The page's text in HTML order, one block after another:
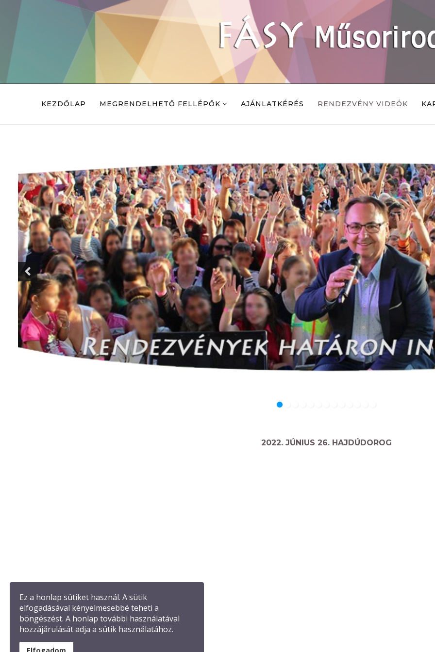
KEZDŐLAP MEGRENDELHETŐ FELLÉPŐK AJÁNLATKÉRÉS RENDEZVÉNY VIDEÓK
Previous
2022. JÚNIUS 26. HAJDÚDOROG
Forrás: TV2 Tények Plusz
Ez a honlap sütiket használ. A sütik
elfogadásával kényelmesebbé teheti a
böngészést. A honlap további használatával
hozzájárulását adja a sütik használatához.